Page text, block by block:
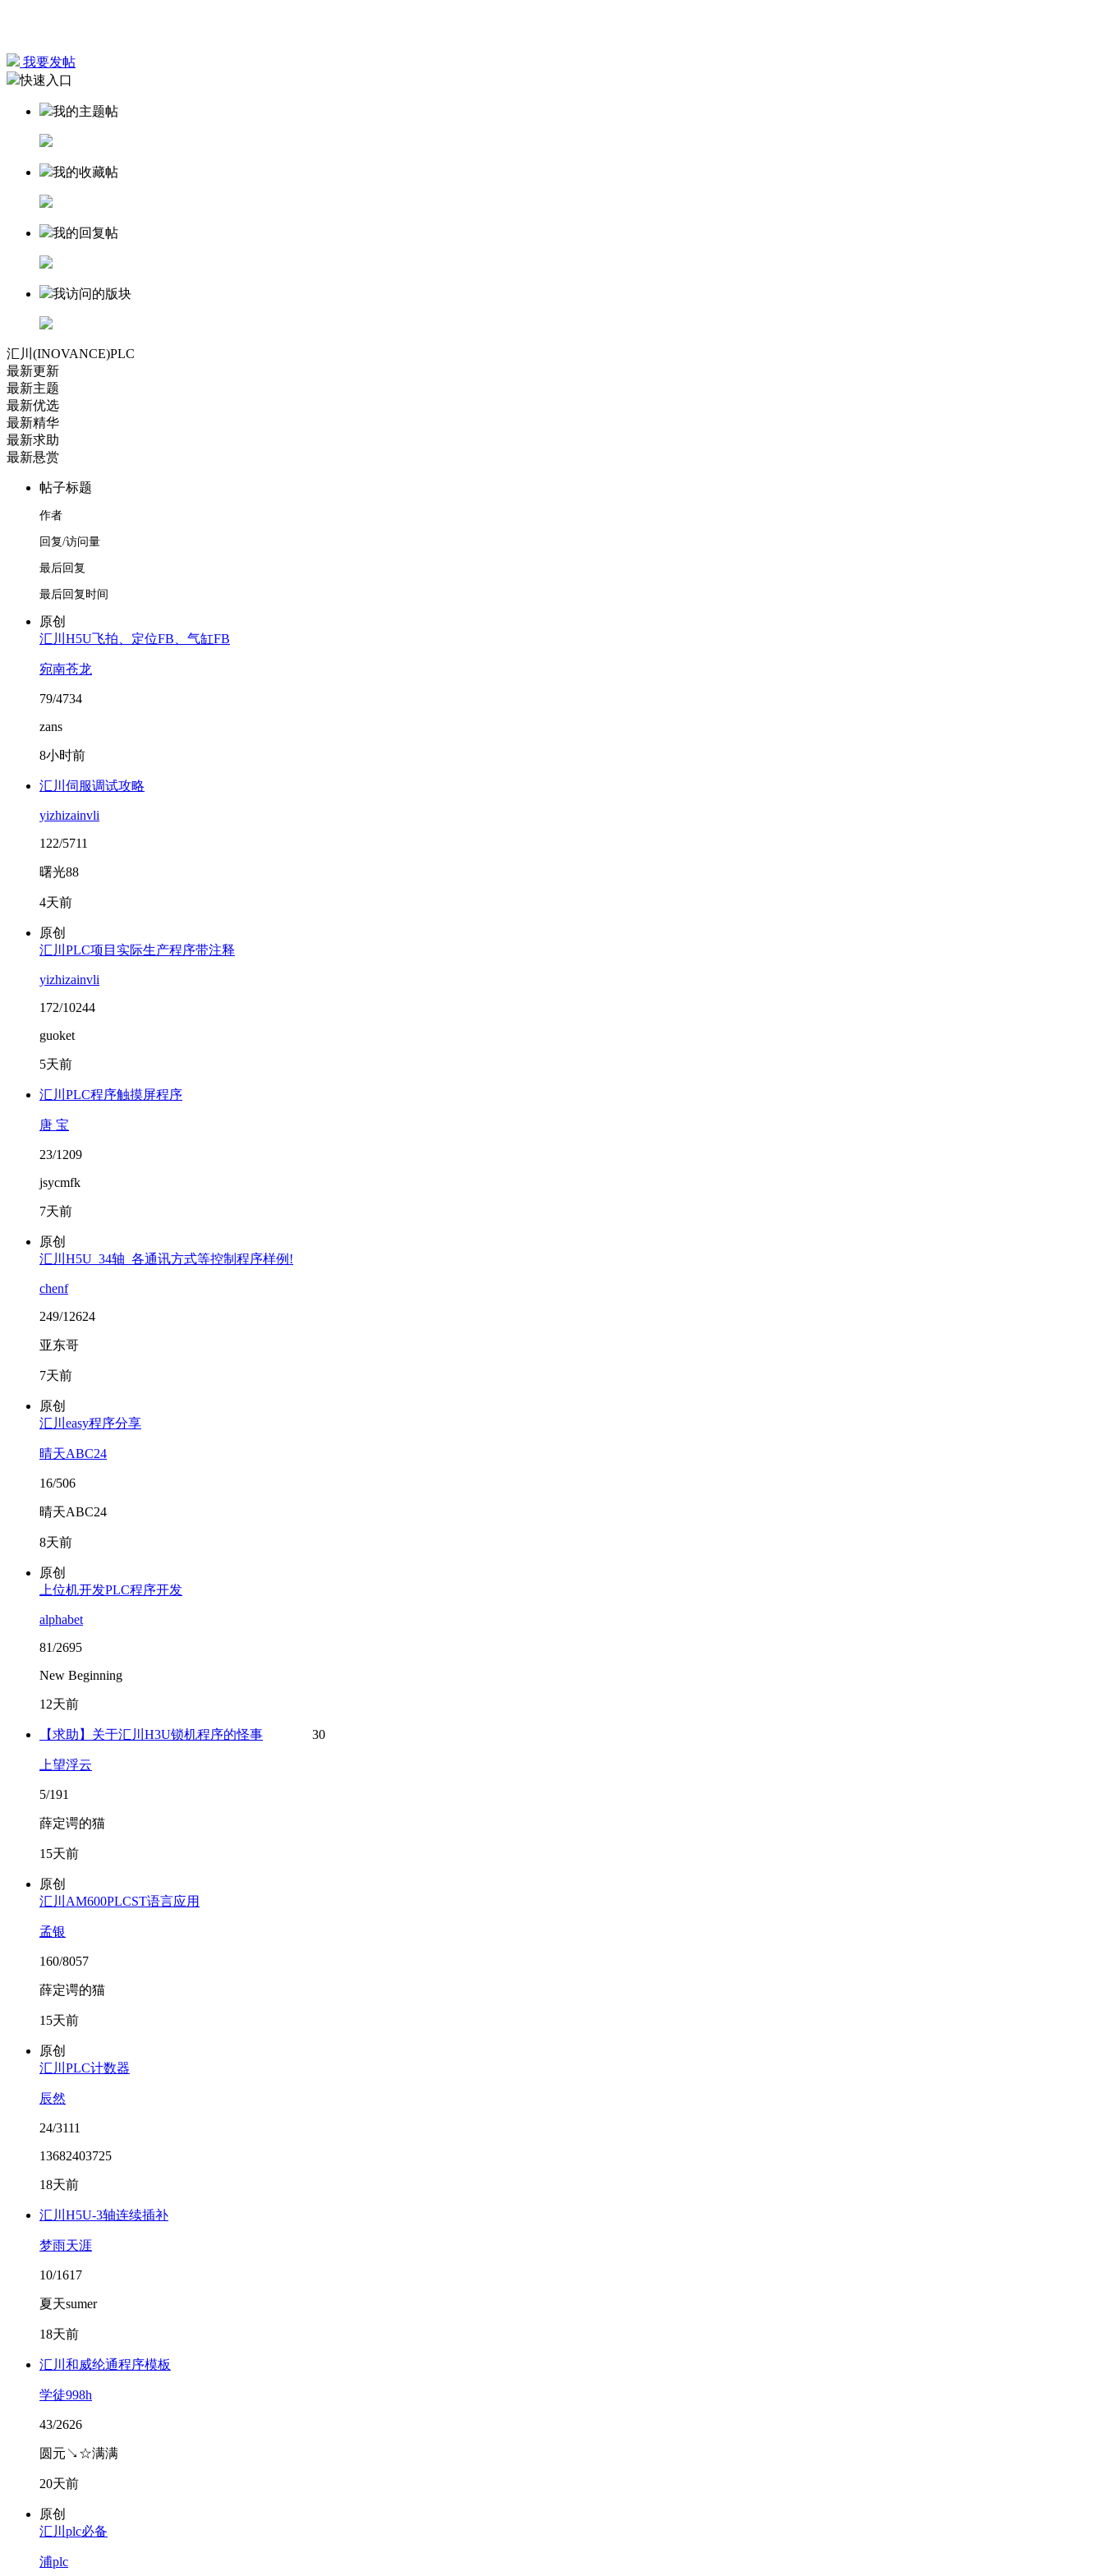
我要发帖
快速入口
我的主题帖
我的收藏帖
我的回复帖
我访问的版块
汇川(INOVANCE)PLC
最新更新
最新主题
最新优选
最新精华
最新求助
最新悬赏
帖子标题
作者
回复/访问量
最后回复
最后回复时间
原创
汇川H5U飞拍、定位FB、气缸FB
宛南苍龙
79/4734
zans
8小时前
汇川伺服调试攻略
yizhizainvli
122/5711
曙光88
4天前
原创
汇川PLC项目实际生产程序带注释
yizhizainvli
172/10244
guoket
5天前
汇川PLC程序触摸屏程序
唐 宝
23/1209
jsycmfk
7天前
原创
汇川H5U_34轴_各通讯方式等控制程序样例!
chenf
249/12624
亚东哥
7天前
原创
汇川easy程序分享
晴天ABC24
16/506
晴天ABC24
8天前
原创
上位机开发PLC程序开发
alphabet
81/2695
New Beginning
12天前
【求助】关于汇川H3U锁机程序的怪事 30
上望浮云
5/191
薛定谔的猫
15天前
原创
汇川AM600PLCST语言应用
孟银
160/8057
薛定谔的猫
15天前
原创
汇川PLC计数器
辰然
24/3111
13682403725
18天前
汇川H5U-3轴连续插补
梦雨天涯
10/1617
夏天sumer
18天前
汇川和威纶通程序模板
学徒998h
43/2626
圆元↘☆满满
20天前
原创
汇川plc必备
浦plc